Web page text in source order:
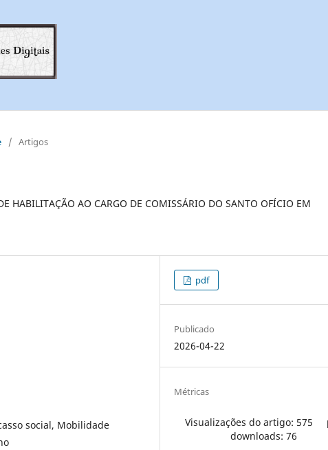
/ Artigos
HABILITAÇÃO AO CARGO DE COMISSÁRIO DO SANTO OFÍCIO EM
social, Mobilidade
pdf
Publicado
2026-04-22
Métricas
Visualizações do artigo: 575
downloads: 76